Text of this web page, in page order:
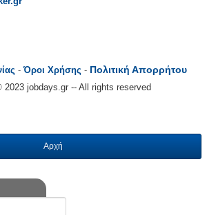
-Όροι Χρήσης - Πολιτική Απορρήτου
2023 jobdays.gr -- All rights reserved
Αρχή